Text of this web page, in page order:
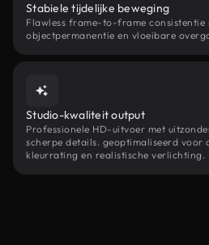
Stabiele tijdelijke beweging
Flawless frame-to-frame consistentie
objectpermanentie en vloeibare
Studio-kwaliteit output
Professionele HD-uitvoer met
scherpe details. geoptimaliseerd voor
kleurrating en realistische verlichting.